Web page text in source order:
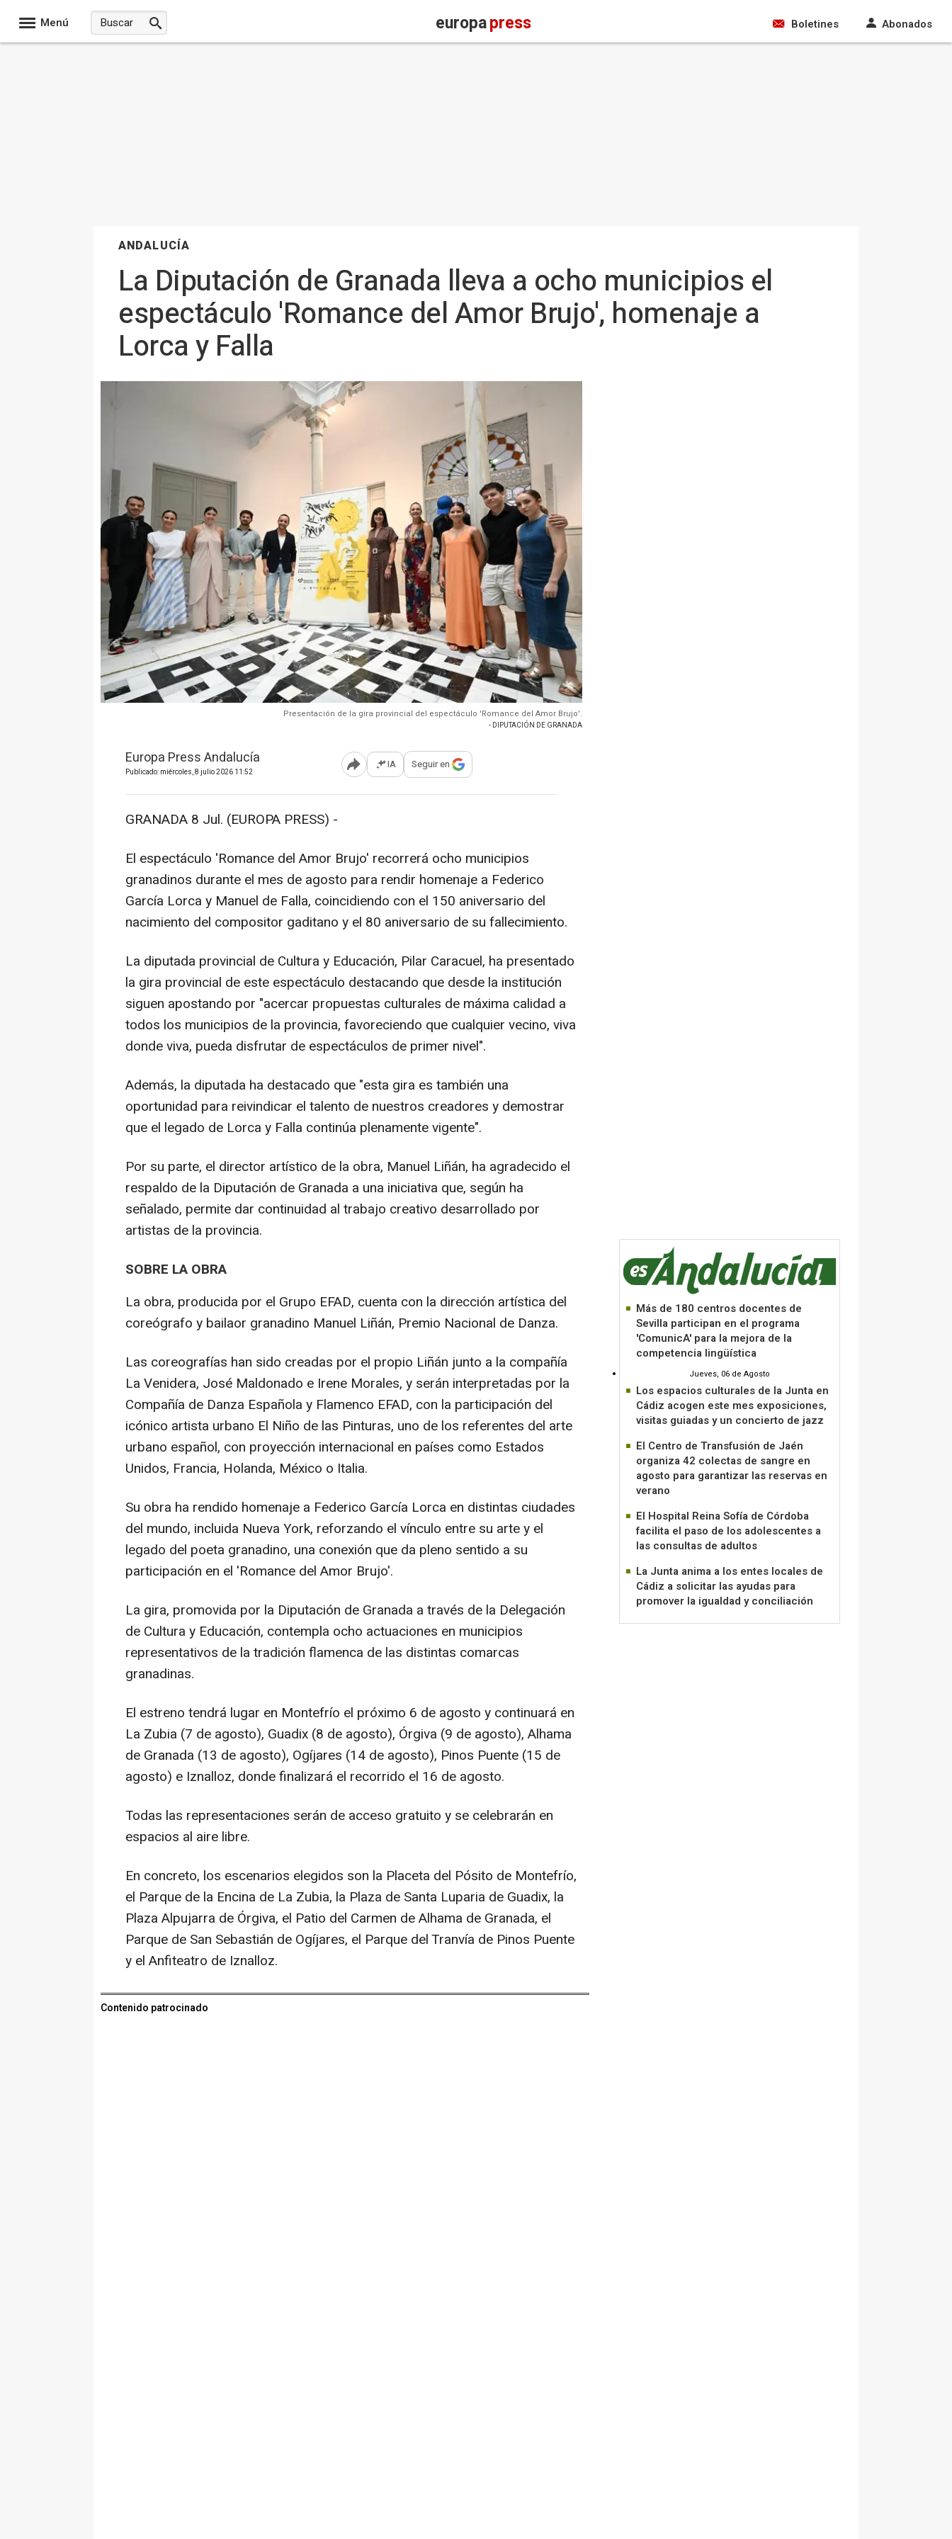
Menú europapress Boletines Abonados
ANDALUCÍA
La Diputación de Granada lleva a ocho municipios el
espectáculo 'Romance del Amor Brujo', homenaje a
Lorca y Falla
Presentación de la gira provincial del espectáculo 'Romance del Amor Brujo'.
- DIPUTACIÓN DE GRANADA
Europa Press Andalucía
Publicado: miércoles, 8 julio 2026 11:52 Abrir opciones para compartir
IA Seguir en
GRANADA 8 Jul. (EUROPA PRESS) -
El espectáculo 'Romance del Amor Brujo' recorrerá ocho municipios
granadinos durante el mes de agosto para rendir homenaje a Federico
García Lorca y Manuel de Falla, coincidiendo con el 150 aniversario del
nacimiento del compositor gaditano y el 80 aniversario de su fallecimiento.
La diputada provincial de Cultura y Educación, Pilar Caracuel, ha presentado
la gira provincial de este espectáculo destacando que desde la institución
siguen apostando por "acercar propuestas culturales de máxima calidad a
todos los municipios de la provincia, favoreciendo que cualquier vecino, viva
donde viva, pueda disfrutar de espectáculos de primer nivel".
Además, la diputada ha destacado que "esta gira es también una
oportunidad para reivindicar el talento de nuestros creadores y demostrar
que el legado de Lorca y Falla continúa plenamente vigente".
Por su parte, el director artístico de la obra, Manuel Liñán, ha agradecido el
respaldo de la Diputación de Granada a una iniciativa que, según ha
señalado, permite dar continuidad al trabajo creativo desarrollado por
artistas de la provincia.
SOBRE LA OBRA
La obra, producida por el Grupo EFAD, cuenta con la dirección artística del
coreógrafo y bailaor granadino Manuel Liñán, Premio Nacional de Danza.
Las coreografías han sido creadas por el propio Liñán junto a la compañía
La Venidera, José Maldonado e Irene Morales, y serán interpretadas por la
Compañía de Danza Española y Flamenco EFAD, con la participación del
icónico artista urbano El Niño de las Pinturas, uno de los referentes del arte
urbano español, con proyección internacional en países como Estados
Unidos, Francia, Holanda, México o Italia.
Su obra ha rendido homenaje a Federico García Lorca en distintas ciudades
del mundo, incluida Nueva York, reforzando el vínculo entre su arte y el
legado del poeta granadino, una conexión que da pleno sentido a su
participación en el 'Romance del Amor Brujo'.
La gira, promovida por la Diputación de Granada a través de la Delegación
de Cultura y Educación, contempla ocho actuaciones en municipios
representativos de la tradición flamenca de las distintas comarcas
granadinas.
El estreno tendrá lugar en Montefrío el próximo 6 de agosto y continuará en
La Zubia (7 de agosto), Guadix (8 de agosto), Órgiva (9 de agosto), Alhama
de Granada (13 de agosto), Ogíjares (14 de agosto), Pinos Puente (15 de
agosto) e Iznalloz, donde finalizará el recorrido el 16 de agosto.
Todas las representaciones serán de acceso gratuito y se celebrarán en
espacios al aire libre.
En concreto, los escenarios elegidos son la Placeta del Pósito de Montefrío,
el Parque de la Encina de La Zubia, la Plaza de Santa Luparia de Guadix, la
Plaza Alpujarra de Órgiva, el Patio del Carmen de Alhama de Granada, el
Parque de San Sebastián de Ogíjares, el Parque del Tranvía de Pinos Puente
y el Anfiteatro de Iznalloz.
Contenido patrocinado
Más de 180 centros docentes de
Sevilla participan en el programa
'ComunicA' para la mejora de la
competencia lingüística
Jueves, 06 de Agosto
Los espacios culturales de la Junta en
Cádiz acogen este mes exposiciones,
visitas guiadas y un concierto de jazz
El Centro de Transfusión de Jaén
organiza 42 colectas de sangre en
agosto para garantizar las reservas en
verano
El Hospital Reina Sofía de Córdoba
facilita el paso de los adolescentes a
las consultas de adultos
La Junta anima a los entes locales de
Cádiz a solicitar las ayudas para
promover la igualdad y conciliación